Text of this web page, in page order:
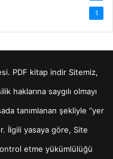
1
PDF kitap indirSitemiz,
haklarına saygılı olmayı
tanımlanan şekliyle “yer
İlgili yasaya göre, Site
etme yükümlülüğü